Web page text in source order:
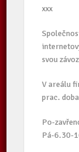
xxx
svou
V areálu
prac.
Po-
Pá-6.30-